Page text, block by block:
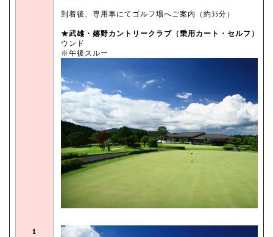
1
到着後、専用車にてゴルフ場へご案内（約35分）
★武雄・嬉野カントリークラブ（乗用カート・セルフ）
ウンド
※午後スルー